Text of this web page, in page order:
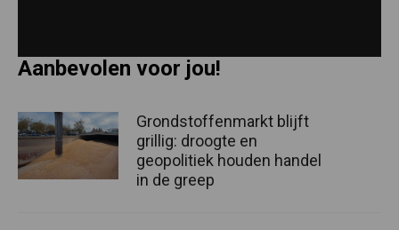
Aanbevolen voor jou!
Grondstoffenmarkt blijft
grillig: droogte en
geopolitiek houden handel
in de greep